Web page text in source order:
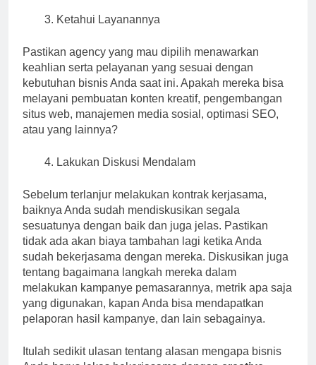
Ketahui Layanannya
Pastikan agency yang mau dipilih menawarkan
keahlian serta pelayanan yang sesuai dengan
kebutuhan bisnis Anda saat ini. Apakah mereka bisa
melayani pembuatan konten kreatif, pengembangan
situs web, manajemen media sosial, optimasi SEO,
atau yang lainnya?
Lakukan Diskusi Mendalam
Sebelum terlanjur melakukan kontrak kerjasama,
baiknya Anda sudah mendiskusikan segala
sesuatunya dengan baik dan juga jelas. Pastikan
tidak ada akan biaya tambahan lagi ketika Anda
sudah bekerjasama dengan mereka. Diskusikan juga
tentang bagaimana langkah mereka dalam
melakukan kampanye pemasarannya, metrik apa saja
yang digunakan, kapan Anda bisa mendapatkan
pelaporan hasil kampanye, dan lain sebagainya.
Itulah sedikit ulasan tentang alasan mengapa bisnis